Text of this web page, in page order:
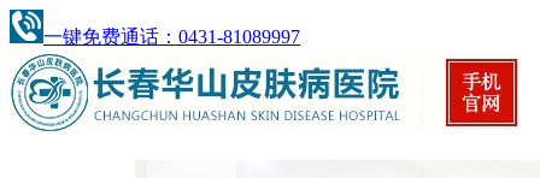
一键免费通话：0431-81089997